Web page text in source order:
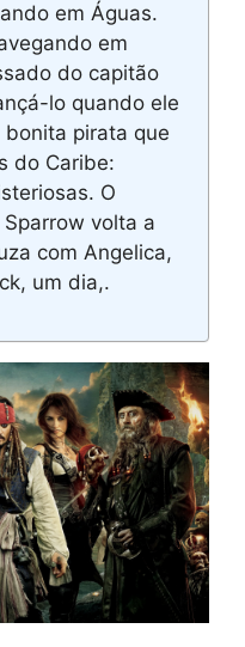
em Águas.
em
do capitão
lo quando ele
bonita pirata que
do Caribe:
O
volta a
com Angelica,
um dia,.